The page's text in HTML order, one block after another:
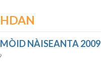
NÀISEANTA 2009